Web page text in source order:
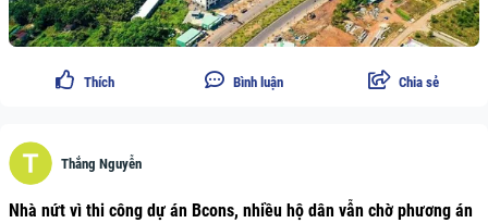
Thích Bình luận Chia sẻ
Thắng Nguyễn
Nhà nứt vì thi công dự án Bcons, nhiều hộ dân vẫn chờ phương án